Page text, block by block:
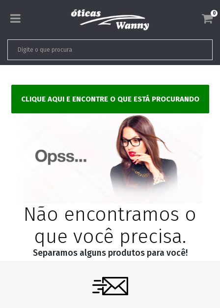
0
CLIQUE AQUI E ENCONTRE O QUE ESTÁ PROCURANDO
Não encontramos o
que você precisa.
Separamos alguns produtos para você!